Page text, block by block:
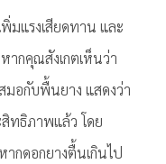
มแรงเสียดทาน และ
ากคุณสังเกตเห็นว่า
มอกับพื้นยาง แสดงว่า
สิทธิภาพแล้ว โดย
กดอกยางตื้นเกินไป